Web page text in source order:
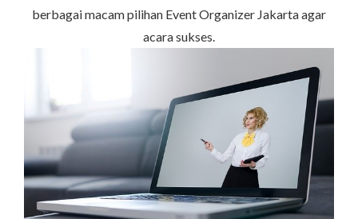
berbagai macam pilihan Event Organizer Jakarta agar
acara sukses.